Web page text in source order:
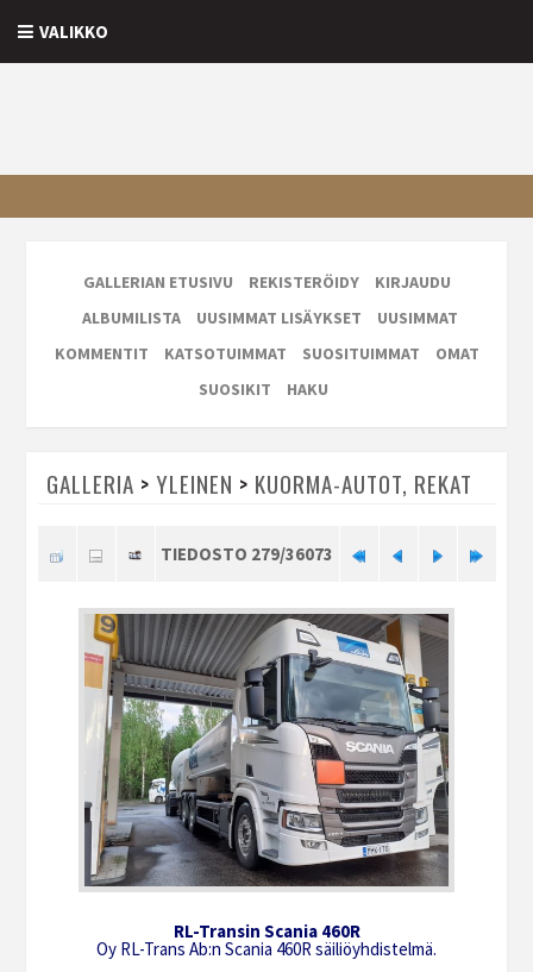
VALIKKO
GALLERIAN ETUSIVU REKISTERÖIDY
KIRJAUDU
ALBUMILISTA
UUSIMMAT LISÄYKSET
UUSIMMAT
KOMMENTIT
KATSOTUIMMAT SUOSITUIMMAT
OMAT
SUOSIKIT
HAKU
GALLERIA > YLEINEN > KUORMA-AUTOT, REKAT
TIEDOSTO 279/36073
RL-Transin Scania 460R
Oy RL-Trans Ab:n Scania 460R säiliöyhdistelmä.